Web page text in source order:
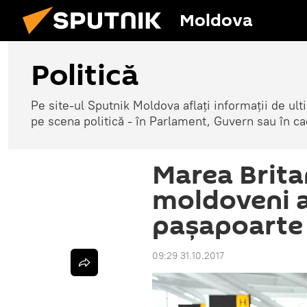
Moldova
Politică
Pe site-ul Sputnik Moldova aflați informații de
pe scena politică - în Parlament, Guvern sau în
Marea
moldoveni
09:29 31.10.2017